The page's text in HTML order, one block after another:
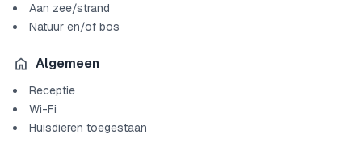
Aan zee/strand
Natuur en/of bos
Algemeen
Receptie
Wi-Fi
Huisdieren toegestaan